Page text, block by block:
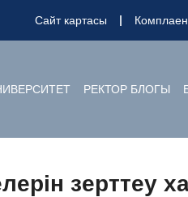
Сайт картасы
РЕКТОР БЛОГЫ
зерттеу